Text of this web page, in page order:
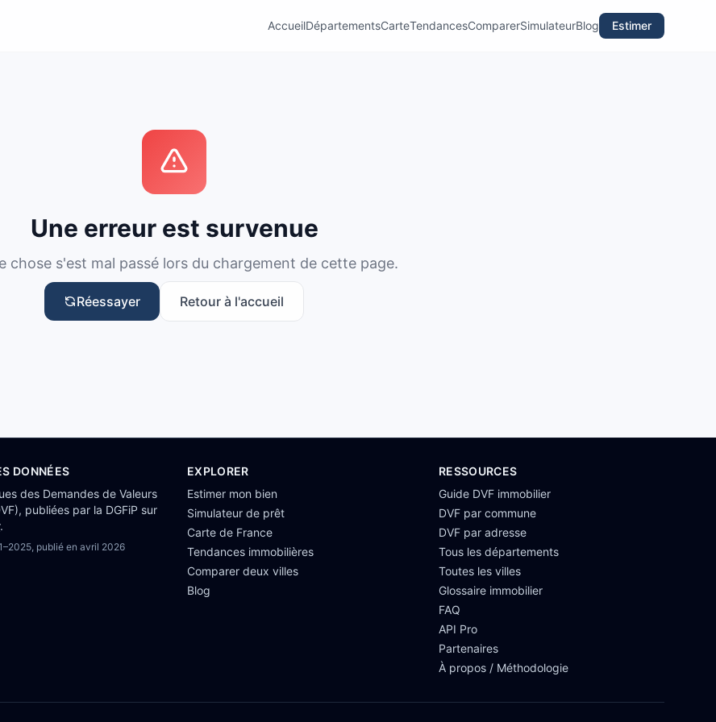
AccueilDépartementsCarteTendancesComparerSimulateurBlog Estimer
Une erreur est survenue
chose s'est mal passé lors du chargement de cette page.
Réessayer Retour à l'accueil
DONNÉES
des Demandes de Valeurs
publiées par la DGFiP sur
.
, publié en avril 2026
EXPLORER
Estimer mon bien
Simulateur de prêt
Carte de France
Tendances immobilières
Comparer deux villes
Blog
RESSOURCES
Guide DVF immobilier
DVF par commune
DVF par adresse
Tous les départements
Toutes les villes
Glossaire immobilier
FAQ
API Pro
Partenaires
À propos / Méthodologie